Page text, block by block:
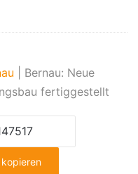
Bernau: Neue
fertiggestellt